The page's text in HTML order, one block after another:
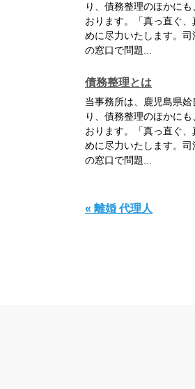
り、債務整理のほかにも
おります。「真っ直ぐ
めに尽力いたします。
の窓口で問題...
債務整理とは
当事務所は、鹿児島県
り、債務整理のほかにも
おります。「真っ直ぐ
めに尽力いたします。
の窓口で問題...
« 離婚 代理人